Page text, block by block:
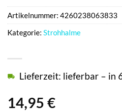
14,95 €
Lieferzeit: lieferbar – in
Artikelnummer: 4260238063833
Kategorie: Strohhalme